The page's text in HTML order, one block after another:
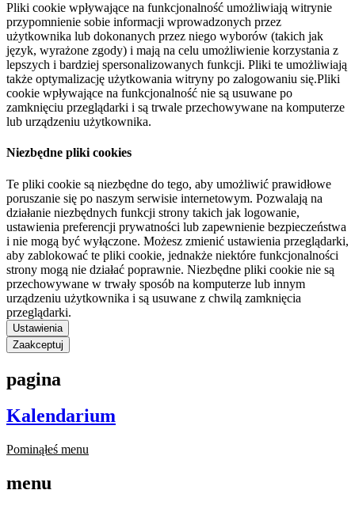
Pliki cookie wpływające na funkcjonalność umożliwiają witrynie
przypomnienie sobie informacji wprowadzonych przez
użytkownika lub dokonanych przez niego wyborów (takich jak
język, wyrażone zgody) i mają na celu umożliwienie korzystania z
lepszych i bardziej spersonalizowanych funkcji. Pliki te umożliwiają
także optymalizację użytkowania witryny po zalogowaniu się.Pliki
cookie wpływające na funkcjonalność nie są usuwane po
zamknięciu przeglądarki i są trwale przechowywane na komputerze
lub urządzeniu użytkownika.
Niezbędne pliki cookies
Te pliki cookie są niezbędne do tego, aby umożliwić prawidłowe
poruszanie się po naszym serwisie internetowym. Pozwalają na
działanie niezbędnych funkcji strony takich jak logowanie,
ustawienia preferencji prywatności lub zapewnienie bezpieczeństwa
i nie mogą być wyłączone. Możesz zmienić ustawienia przeglądarki,
aby zablokować te pliki cookie, jednakże niektóre funkcjonalności
strony mogą nie działać poprawnie. Niezbędne pliki cookie nie są
przechowywane w trwały sposób na komputerze lub innym
urządzeniu użytkownika i są usuwane z chwilą zamknięcia
przeglądarki.
Ustawienia
Zaakceptuj
pagina
Kalendarium
Pominąłeś menu
menu